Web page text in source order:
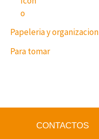
Papeleria y organizacion
Para tomar
CONTACTOS